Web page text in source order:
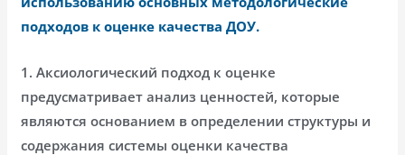
подходов к оценке качества ДОУ.
1. Аксиологический подход к оценке
предусматривает анализ ценностей, которые
являются основанием в определении структуры и
содержания системы оценки качества